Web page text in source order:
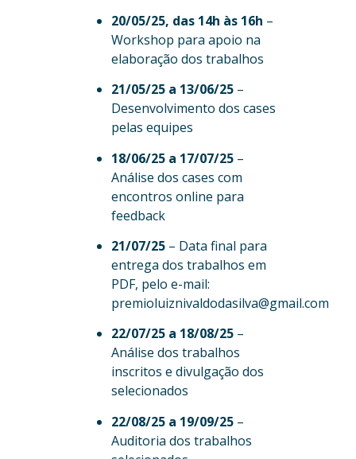
20/05/25, das 14h às 16h –
Workshop para apoio na
elaboração dos trabalhos
21/05/25 a 13/06/25 –
Desenvolvimento dos cases
pelas equipes
18/06/25 a 17/07/25 –
Análise dos cases com
encontros online para
feedback
21/07/25 – Data final para
entrega dos trabalhos em
PDF, pelo e-mail:
premioluiznivaldodasilva@gmail.com
22/07/25 a 18/08/25 –
Análise dos trabalhos
inscritos e divulgação dos
selecionados
22/08/25 a 19/09/25 –
Auditoria dos trabalhos